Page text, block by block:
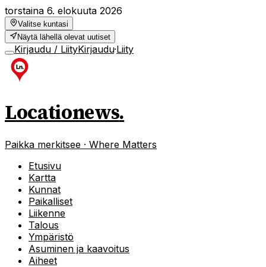
torstaina 6. elokuuta 2026
Valitse kuntasi
Näytä lähellä olevat uutiset
Kirjaudu / LiityKirjaudu·Liity
Locationews.
Paikka merkitsee · Where Matters
Etusivu
Kartta
Kunnat
Paikalliset
Liikenne
Talous
Ympäristö
Asuminen ja kaavoitus
Aiheet